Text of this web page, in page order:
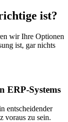
ist?
wir Ihre Optionen
ist, gar nichts
ERP-Systems
entscheidender
voraus zu sein.